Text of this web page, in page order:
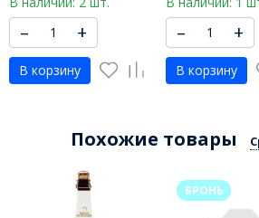
– +
В корзину
– +
В корзину
Похожие товары
БРОНЬ